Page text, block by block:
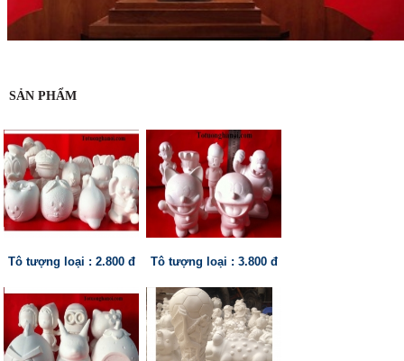
SẢN PHẨM
Tô tượng loại : 2.800 đ Tô tượng loại : 3.800 đ